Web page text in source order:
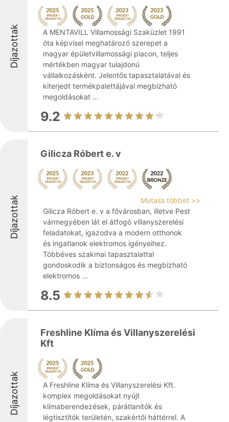
Díjazottak
A MENTAVILL Villamossági Szaküzlet 1991
óta képvisel meghatározó szerepet a
magyar épületvillamossági piacon, teljes
mértékben magyar tulajdonú
vállalkozásként. Jelentős tapasztalatával és
kiterjedt termékpalettájával megbízható
megoldásokat ...
9.2
Díjazottak
Gilicza Róbert e. v
Mutass többet >>
Gilicza Róbert e. v a fővárosban, illetve Pest
vármegyében lát el átfogó villanyszerelési
feladatokat, igazodva a modern otthonok
és ingatlanok elektromos igényeihez.
Többéves szakmai tapasztalattal
gondoskodik a biztonságos és megbízható
elektromos ...
8.5
Díjazottak
Freshline Klíma és Villanyszerelési
Kft
A Freshline Klíma és Villanyszerelési Kft.
komplex megoldásokat nyújt
klímaberendezések, párátlanítók és
légtisztítók területén, szakértői háttérrel. A